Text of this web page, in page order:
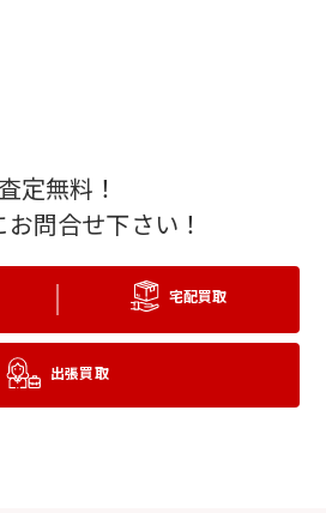
査定無料！
問合せ下さい！
宅配買取
出張買取